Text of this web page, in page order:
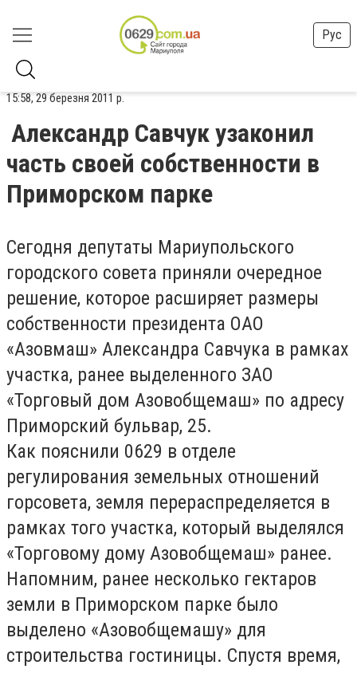
Рус
15:58, 29 березня 2011 р.
Александр Савчук узаконил
часть своей собственности в
Приморском парке
Сегодня депутаты Мариупольского
городского совета приняли очередное
решение, которое расширяет размеры
собственности президента ОАО
«Азовмаш» Александра Савчука в рамках
участка, ранее выделенного ЗАО
«Торговый дом Азовобщемаш» по адресу
Приморский бульвар, 25.
Как пояснили 0629 в отделе
регулирования земельных отношений
горсовета, земля перераспределяется в
рамках того участка, который выделялся
«Торговому дому Азовобщемаш» ранее.
Напомним, ранее несколько гектаров
земли в Приморском парке было
выделено «Азовобщемашу» для
строительства гостиницы. Спустя время,